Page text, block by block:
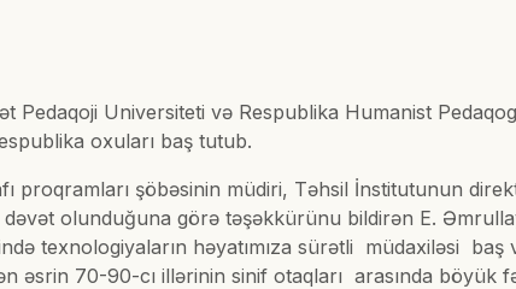
Pedaqoji Universiteti və Respublika Humanist
oxuları baş tutub.
proqramları şöbəsinin müdiri, Təhsil İnstitutunun
olunduğuna görə təşəkkürünu bildirən E.
texnologiyaların həyatımıza sürətli müdaxiləsi
əsrin 70-90-cı illərinin sinif otaqları arasında